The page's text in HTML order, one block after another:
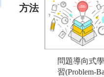
方法
問題導向式學
習(Problem-